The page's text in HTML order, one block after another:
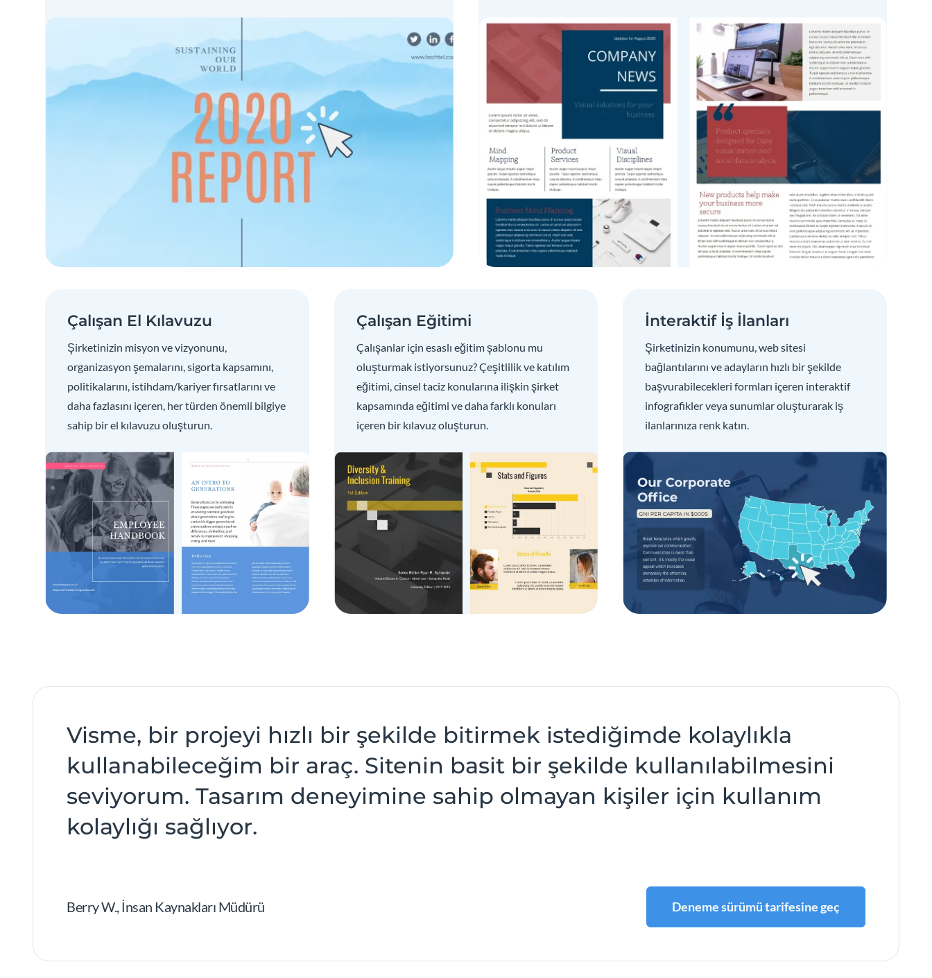
Çalışan El Kılavuzu
Şirketinizin misyon ve vizyonunu,
organizasyon şemalarını, sigorta kapsamını,
politikalarını, istihdam/kariyer fırsatlarını ve
daha fazlasını içeren, her türden önemli bilgiye
sahip bir el kılavuzu oluşturun.
Çalışan Eğitimi
Çalışanlar için esaslı eğitim şablonu mu
oluşturmak istiyorsunuz? Çeşitlilik ve katılım
eğitimi, cinsel taciz konularına ilişkin şirket
kapsamında eğitimi ve daha farklı konuları
içeren bir kılavuz oluşturun.
İnteraktif İş İlanları
Şirketinizin konumunu, web sitesi
bağlantılarını ve adayların hızlı bir şekilde
başvurabilecekleri formları içeren interaktif
infografikler veya sunumlar oluşturarak iş
ilanlarınıza renk katın.
Visme, bir projeyi hızlı bir şekilde bitirmek istediğimde kolaylıkla
kullanabileceğim bir araç. Sitenin basit bir şekilde kullanılabilmesini
seviyorum. Tasarım deneyimine sahip olmayan kişiler için kullanım
kolaylığı sağlıyor.
Berry W., İnsan Kaynakları Müdürü Deneme sürümü tarifesine geç